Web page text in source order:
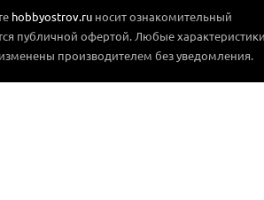
hobbyostrov.ru носит ознакомительный
публичной офертой. Любые
производителем без уведомления.